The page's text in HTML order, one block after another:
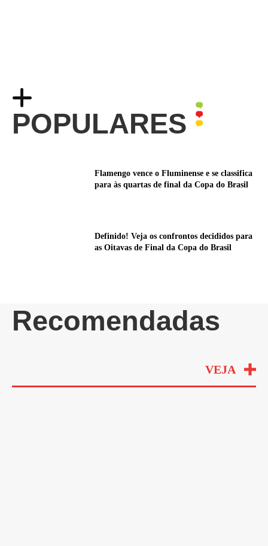
POPULARES
Flamengo vence o Fluminense e se classifica
para às quartas de final da Copa do Brasil
Definido! Veja os confrontos decididos para
as Oitavas de Final da Copa do Brasil
Recomendadas
VEJA